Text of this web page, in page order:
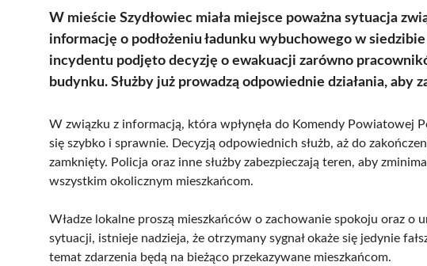
W mieście Szydłowiec miała miejsce poważna sytuacja
informację o podłożeniu ładunku wybuchowego w
incydentu podjęto decyzję o ewakuacji zarówno
budynku. Służby już prowadzą odpowiednie działania, aby
W związku z informacją, która wpłynęła do Komendy Powiatowej
się szybko i sprawnie. Decyzją odpowiednich służb, aż do
zamknięty. Policja oraz inne służby zabezpieczają teren, aby
wszystkim okolicznym mieszkańcom.
Władze lokalne proszą mieszkańców o zachowanie spokoju oraz o
sytuacji, istnieje nadzieja, że otrzymany sygnał okaże się jedynie
temat zdarzenia będą na bieżąco przekazywane mieszkańcom.